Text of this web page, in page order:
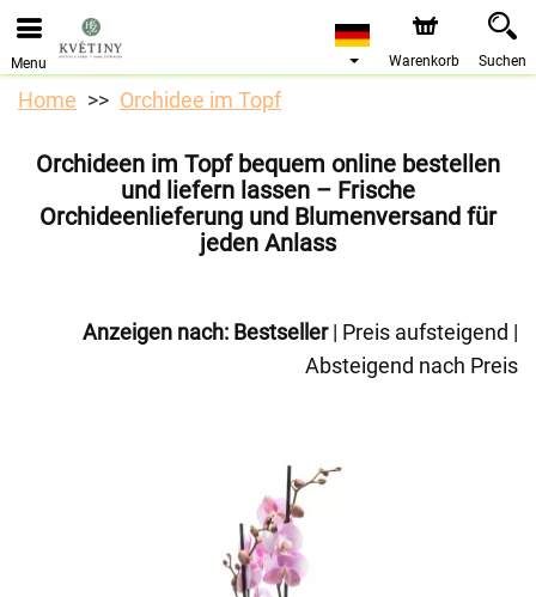
Bestellungen über unseren Onlineshop nehmen wir gerne
entgegen. Der frühestmögliche Liefertermin ist ab dem
10.08.2026 aufgrund von Betriebsurlaub.
Menu Warenkorb Suchen
Home Orchidee im Topf
Orchideen im Topf bequem online bestellen
und liefern lassen – Frische
Orchideenlieferung und Blumenversand für
jeden Anlass
Anzeigen nach: Bestseller| Preis aufsteigend |
Absteigend nach Preis